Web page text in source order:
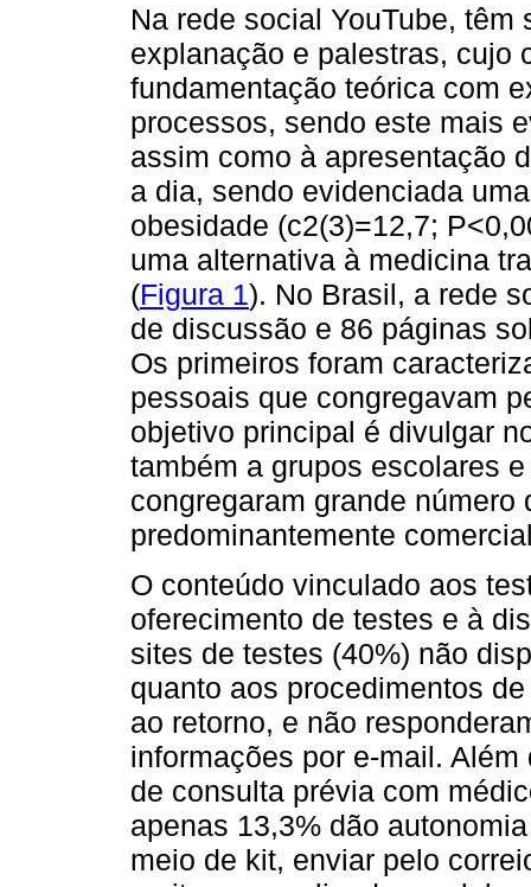
Na rede social YouTube,
explanação e palestras, cujo
fundamentação teórica com
processos, sendo este mais
assim como à apresentação
a dia, sendo evidenciada
obesidade (c2(3)=12,7;
uma alternativa à medicina
(Figura 1). No Brasil, a rede
de discussão e 86 páginas
Os primeiros foram
pessoais que congregavam
objetivo principal é divulgar
também a grupos escolares
congregaram grande
predominantemente
O conteúdo vinculado aos
oferecimento de testes e à
sites de testes (40%) não
quanto aos procedimentos
ao retorno, e não
informações por e-mail.
de consulta prévia com
apenas 13,3% dão
meio de kit, enviar pelo